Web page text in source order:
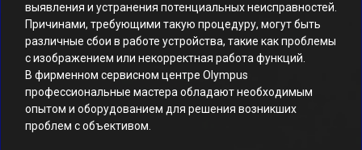
выявления и устранения потенциальных неисправностей.
Причинами, требующими такую процедуру, могут быть
различные сбои в работе устройства, такие как проблемы
с изображением или некорректная работа функций.
В фирменном сервисном центре Olympus
профессиональные мастера обладают необходимым
опытом и оборудованием для решения возникших
проблем с объективом.